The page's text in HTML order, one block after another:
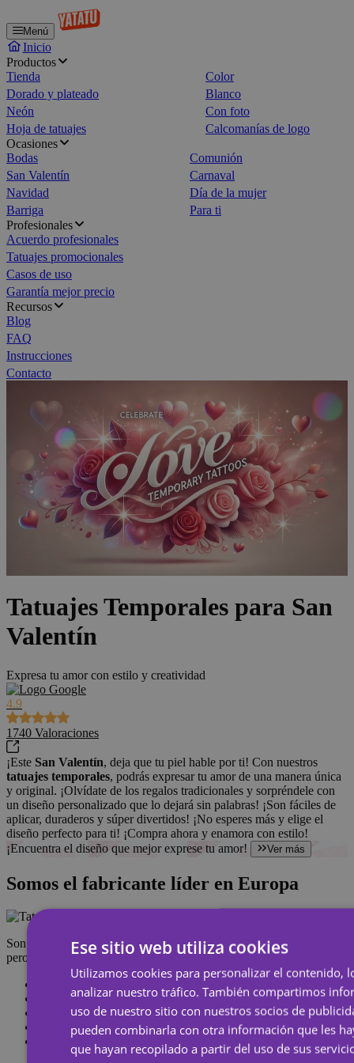
Menú
Inicio
Productos
Tienda
Color
Dorado y plateado
Blanco
Neón
Con foto
Hoja de tatuajes
Calcomanías de logo
Ocasiones
Bodas
Comunión
San Valentín
Carnaval
Navidad
Día de la mujer
Barriga
Para ti
Profesionales
Acuerdo profesionales
Tatuajes promocionales
Casos de uso
Garantía mejor precio
Recursos
Blog
FAQ
Instrucciones
Contacto
Tatuajes Temporales para San
Valentín
Expresa tu amor con estilo y creatividad
4.9
1740 Valoraciones
¡Este San Valentín, deja que tu piel hable por ti! Con nuestros
tatuajes temporales, podrás expresar tu amor de una manera única
y original. ¡Olvídate de los regalos tradicionales y sorpréndele con
un diseño personalizado que lo dejará sin palabras! ¡Son fáciles de
aplicar, duraderos y súper divertidos! ¡No esperes más y elige el
diseño perfecto para ti! ¡Compra ahora y enamora con estilo!
¡Encuentra el diseño que mejor exprese tu amor!
Ver más
Somos el fabricante líder en Europa
Son los tatuajes temporales de toda la vida que se pegan con agua,
pero de calidad superior.Cuidado con las imitaciones.
Resistentes
Duran hasta 7 días
¡Envío de24 a 48 horas!
Revisamos tu pedidoantes y después de fabricar
Utilizamos los
mejores materialesy la última tecnología
Ese sitio web utiliza cookies
Utilizamos cookies para personalizar el contenido,
analizar nuestro tráfico. También compartimos
uso de nuestro sitio con nuestros socios de
pueden combinarla con otra información que les
que hayan recopilado a partir del uso de sus